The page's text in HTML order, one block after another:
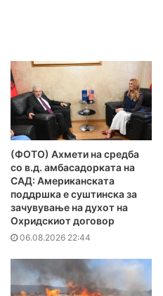
(ФОТО) Ахмети на средба
со в.д. амбасадорката на
САД: Американската
поддршка е суштинска за
зачувување на духот на
Охридскиот договор
06.08.2026 22:44